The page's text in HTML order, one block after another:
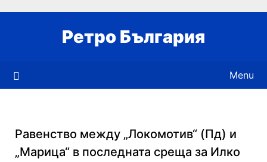
Ретро България
Menu
Равенство между „Локомотив“ (Пд) и
„Марица“ в последната среща за Илко